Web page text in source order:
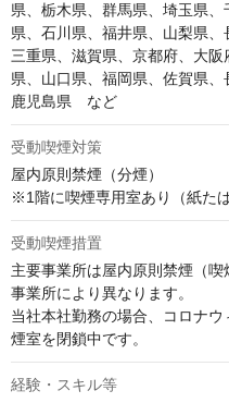
県、栃木県、群馬県、埼玉県
県、石川県、福井県、山梨県、
三重県、滋賀県、京都府、大
県、山口県、福岡県、佐賀県、
鹿児島県　など
受動喫煙対策
屋内原則禁煙（分煙）
※1階に喫煙専用室あり（紙たば
受動喫煙措置
主要事業所は屋内原則禁煙（喫
事業所により異なります。
当社本社勤務の場合、コロナ
煙室を閉鎖中です。
経験・スキル等